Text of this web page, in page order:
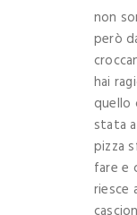
non
però
hai
quello
stata
pizza
fare e
riesce